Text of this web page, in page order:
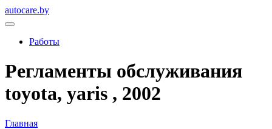
autocare.by
Работы
Регламенты обслуживания
toyota, yaris , 2002
Главная